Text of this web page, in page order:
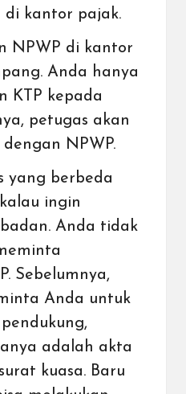
di kantor pajak.
NPWP di kantor
Anda hanya
KTP kepada
petugas akan
NPWP.
yang berbeda
ingin
Anda tidak
Sebelumnya,
Anda untuk
adalah akta
kuasa. Baru